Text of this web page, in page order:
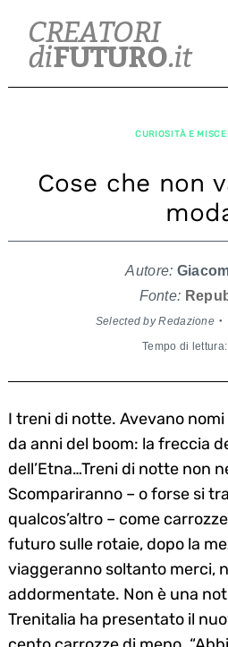
content
CURIOSITÀ E
Cose che non
Autore:
Fonte:
Selected by Redazione
Tempo di
I treni di notte. Avevano
da anni del boom: la freccia
dell’Etna…Treni di notte non
Scompariranno – o forse si
qualcos’altro – come
futuro sulle rotaie, dopo la
viaggeranno soltanto merci,
addormentate. Non è una
Trenitalia ha presentato il